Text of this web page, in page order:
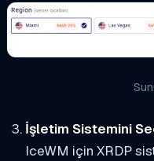
İşletim Sistemini
IceWM için XRDP